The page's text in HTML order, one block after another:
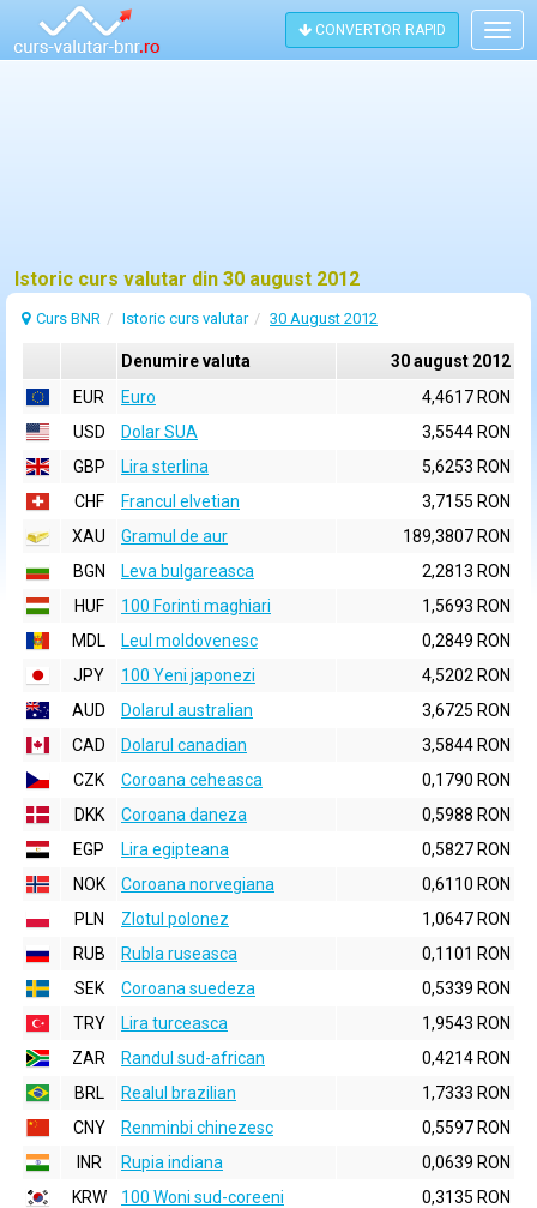
CONVERTOR RAPID
Istoric curs valutar din 30 august 2012
Curs BNR Istoric curs valutar 30 August 2012
Denumire valuta
30 august 2012
EUR
Euro
4,4617 RON
USD
Dolar SUA
3,5544 RON
GBP
Lira sterlina
5,6253 RON
CHF
Francul elvetian
3,7155 RON
XAU
Gramul de aur
189,3807 RON
BGN
Leva bulgareasca
2,2813 RON
HUF
100 Forinti maghiari
1,5693 RON
MDL
Leul moldovenesc
0,2849 RON
JPY
100 Yeni japonezi
4,5202 RON
AUD
Dolarul australian
3,6725 RON
CAD
Dolarul canadian
3,5844 RON
CZK
Coroana ceheasca
0,1790 RON
DKK
Coroana daneza
0,5988 RON
EGP
Lira egipteana
0,5827 RON
NOK
Coroana norvegiana
0,6110 RON
PLN
Zlotul polonez
1,0647 RON
RUB
Rubla ruseasca
0,1101 RON
SEK
Coroana suedeza
0,5339 RON
TRY
Lira turceasca
1,9543 RON
ZAR
Randul sud-african
0,4214 RON
BRL
Realul brazilian
1,7333 RON
CNY
Renminbi chinezesc
0,5597 RON
INR
Rupia indiana
0,0639 RON
KRW
100 Woni sud-coreeni
0,3135 RON